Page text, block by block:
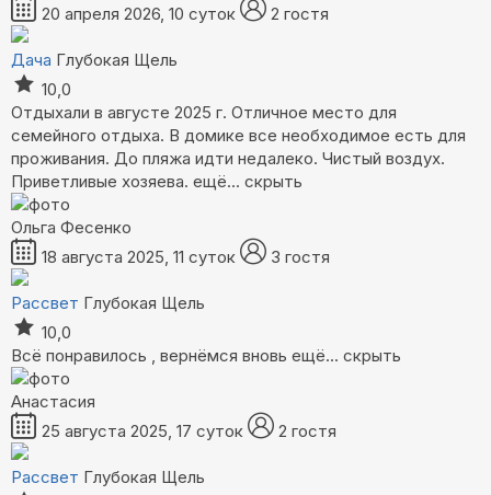
20 апреля 2026, 10 суток
2 гостя
Дача Глубокая Щель
10,0
Отдыхали в августе 2025 г. Отличное место для
семейного отдыха. В домике все необходимое есть для
проживания. До пляжа идти недалеко. Чистый воздух.
Приветливые хозяева. ещё... скрыть
Ольга Фесенко
18 августа 2025, 11 суток
3 гостя
Рассвет Глубокая Щель
10,0
Всё понравилось , вернёмся вновь ещё... скрыть
Анастасия
25 августа 2025, 17 суток
2 гостя
Рассвет Глубокая Щель